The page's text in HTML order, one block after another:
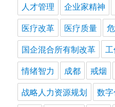
人才管理
企业家精神
医疗改革
医疗质量
国企混合所有制改革
情绪智力
成都 戒烟
战略人力资源规划
数